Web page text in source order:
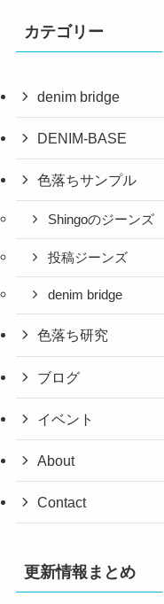
カテゴリー
denim bridge
DENIM-BASE
色落ちサンプル
Shingoのジーンズ
投稿ジーンズ
denim bridge
色落ち研究
ブログ
イベント
About
Contact
更新情報まとめ